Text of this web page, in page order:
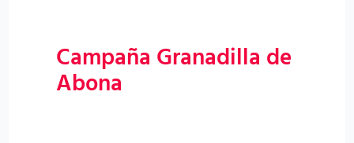
Campaña Granadilla de
Abona